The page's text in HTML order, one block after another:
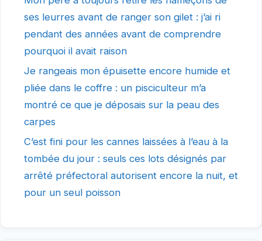
ses leurres avant de ranger son gilet : j’ai ri
pendant des années avant de comprendre
pourquoi il avait raison
Je rangeais mon épuisette encore humide et
pliée dans le coffre : un pisciculteur m’a
montré ce que je déposais sur la peau des
carpes
C’est fini pour les cannes laissées à l’eau à la
tombée du jour : seuls ces lots désignés par
arrêté préfectoral autorisent encore la nuit, et
pour un seul poisson